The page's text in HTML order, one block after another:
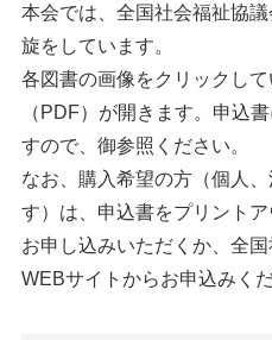
本会では、全国社会福祉協
旋をしています。
各図書の画像をクリックし
（PDF）が開きます。申込
すので、御参照ください。
なお、購入希望の方（個人
す）は、申込書をプリント
お申し込みいただくか、全
WEBサイトからお申込みくだ